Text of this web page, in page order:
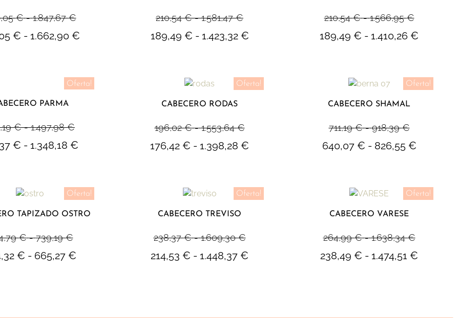
€ - 1.847,67€
€ - 1.662,90 €
210,54€ - 1.581,47€
189,49 € - 1.423,32 €
210,54€ - 1.566,95€
189,49 € - 1.410,26 €
Oferta!
PARMA
€ - 1.497,98€
€ - 1.348,18 €
Oferta!
CABECERO RODAS
196,02€ - 1.553,64€
176,42 € - 1.398,28 €
Oferta!
CABECERO SHAMAL
711,19€ - 918,39€
640,07 € - 826,55 €
Oferta!
TAPIZADO OSTRO
€ - 739,19€
€ - 665,27 €
Oferta!
CABECERO TREVISO
238,37€ - 1.609,30€
214,53 € - 1.448,37 €
Oferta!
CABECERO VARESE
264,99€ - 1.638,34€
238,49 € - 1.474,51 €